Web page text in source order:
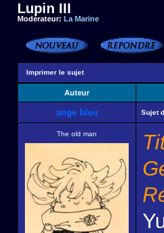
Lupin III
Modérateur: La Marine
Imprimer le sujet
Auteur
ange bleu Sujet
The old man